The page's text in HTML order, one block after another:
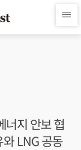
너지 안보 협
LNG 공동